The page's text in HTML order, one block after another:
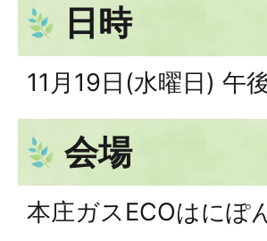
日時
11月19日(水曜日) 午
会場
本庄ガスECOはにぽ